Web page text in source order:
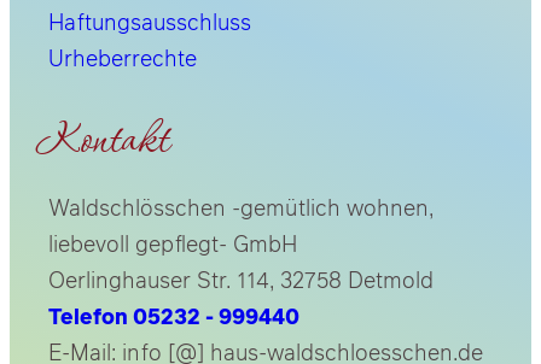
Haftungsausschluss
Urheberrechte
Kontakt
Waldschlösschen -gemütlich wohnen,
liebevoll gepflegt- GmbH
Oerlinghauser Str. 114, 32758 Detmold
Telefon 05232 - 999440
E-Mail: info [@] haus-waldschloesschen.de